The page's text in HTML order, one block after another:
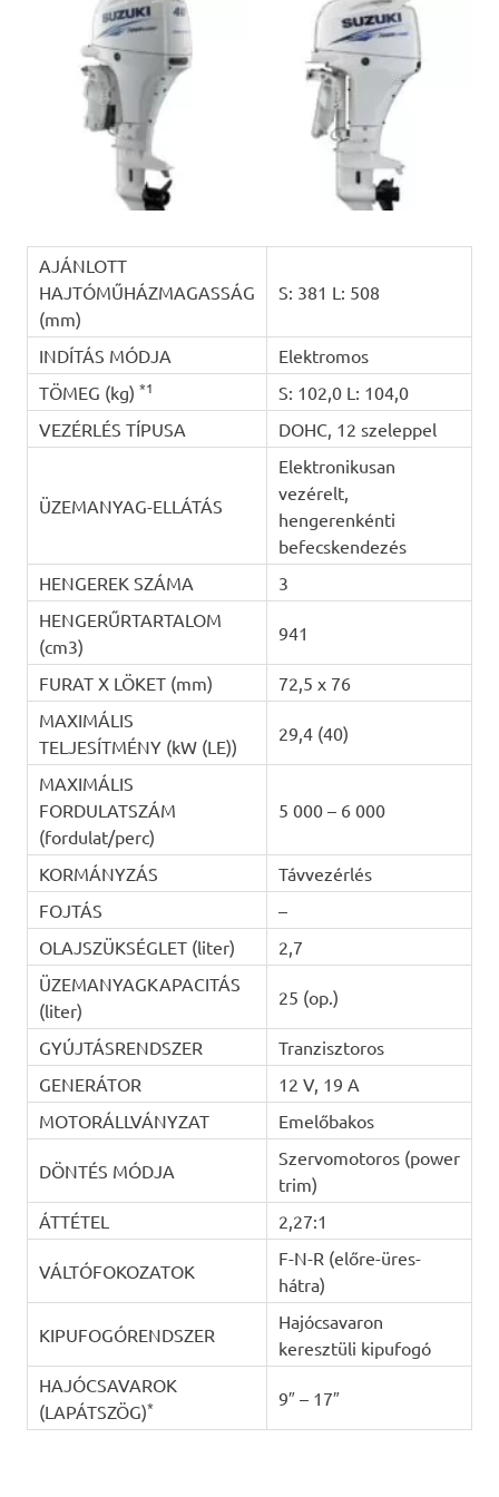
AJÁNLOTT
HAJTÓMŰHÁZMAGASSÁG
(mm)
S: 381 L: 508
INDÍTÁS MÓDJA
Elektromos
TÖMEG (kg) *1
S: 102,0 L: 104,0
VEZÉRLÉS TÍPUSA
DOHC, 12 szeleppel
ÜZEMANYAG-ELLÁTÁS
Elektronikusan
vezérelt,
hengerenkénti
befecskendezés
HENGEREK SZÁMA
3
HENGERŰRTARTALOM
(cm3)
941
FURAT X LÖKET (mm)
72,5 x 76
MAXIMÁLIS
TELJESÍTMÉNY (kW (LE))
29,4 (40)
MAXIMÁLIS
FORDULATSZÁM
(fordulat/perc)
5 000 – 6 000
KORMÁNYZÁS
Távvezérlés
FOJTÁS
–
OLAJSZÜKSÉGLET (liter)
2,7
ÜZEMANYAGKAPACITÁS
(liter)
25 (op.)
GYÚJTÁSRENDSZER
Tranzisztoros
GENERÁTOR
12 V, 19 A
MOTORÁLLVÁNYZAT
Emelőbakos
DÖNTÉS MÓDJA
Szervomotoros (power
trim)
ÁTTÉTEL
2,27:1
VÁLTÓFOKOZATOK
F-N-R (előre-üres-
hátra)
KIPUFOGÓRENDSZER
Hajócsavaron
keresztüli kipufogó
HAJÓCSAVAROK
(LAPÁTSZÖG)* 9″ – 17″